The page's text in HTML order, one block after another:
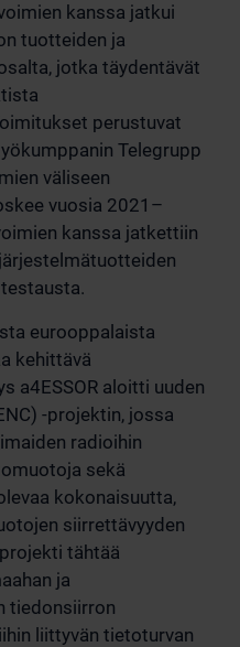
kanssa jatkui
tuotteiden ja
jotka täydentävät
perustuvat
Telegrupp
väliseen
vuosia 2021–
kanssa jatkettiin
eurooppalaista
kehittävä
a4ESSOR aloitti uuden
-projektin, jossa
radioihin
sekä
kokonaisuutta,
siirrettävyyden
tähtää
ja
tiedonsiirron
liittyvän tietoturvan